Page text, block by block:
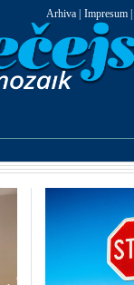
Arhiva Impresum